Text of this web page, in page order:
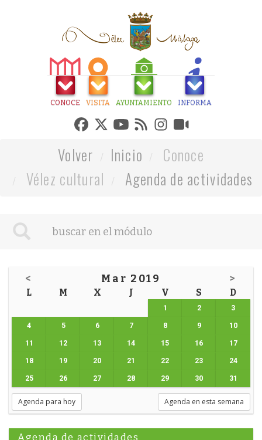
CONOCE VISITA AYUNTAMIENTO INFORMA
Volver Inicio
Conoce
Vélez cultural
Agenda de actividades
< Mar 2019 >
L M X J V S D
1 2 3
4 5 6 7 8 9 10
11 12 13 14 15 16 17
18 19 20 21 22 23 24
25 26 27 28 29 30 31
Agenda para hoy Agenda en esta semana
Agenda de actividades